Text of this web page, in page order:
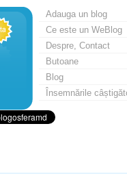
Adauga un blog
Ce este un WeBlog
Despre, Contact
Butoane
Blog
Însemnările